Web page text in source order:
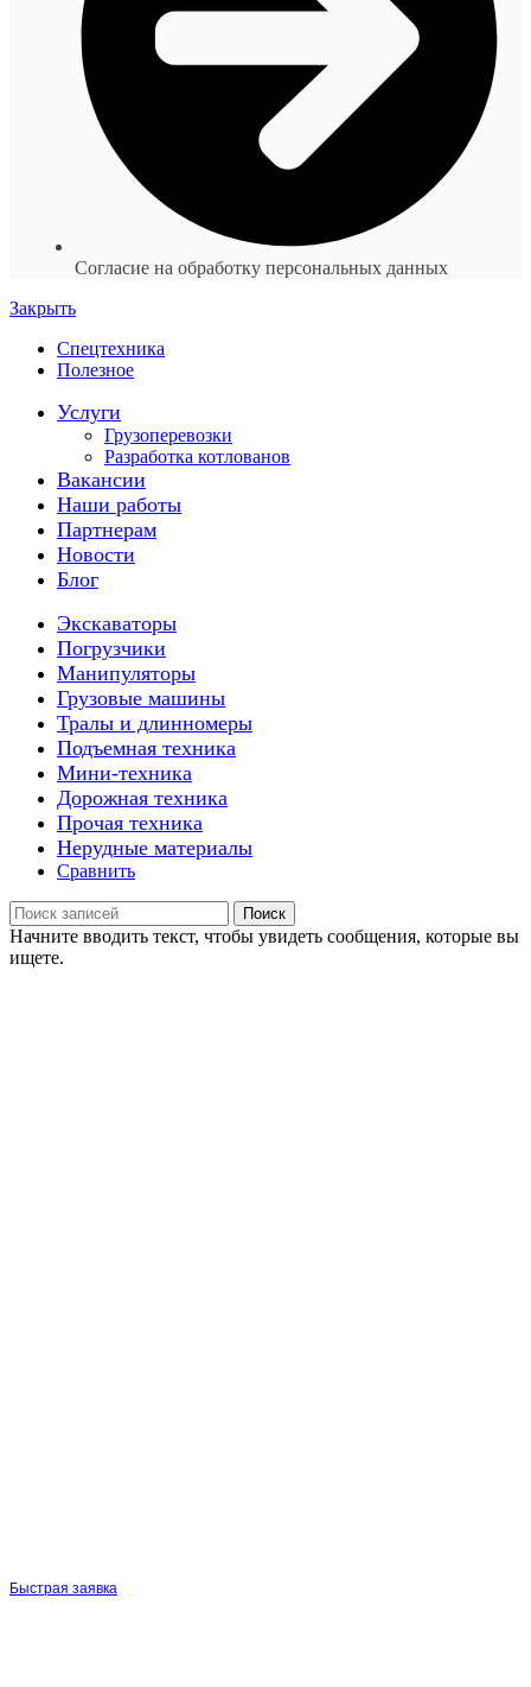
Согласие на обработку персональных данных
Закрыть
Спецтехника
Полезное
Услуги
Грузоперевозки
Разработка котлованов
Вакансии
Наши работы
Партнерам
Новости
Блог
Экскаваторы
Погрузчики
Манипуляторы
Грузовые машины
Тралы и длинномеры
Подъемная техника
Мини-техника
Дорожная техника
Прочая техника
Нерудные материалы
Сравнить
Поиск
Начните вводить текст, чтобы увидеть сообщения, которые вы
ищете.
Быстрая заявка